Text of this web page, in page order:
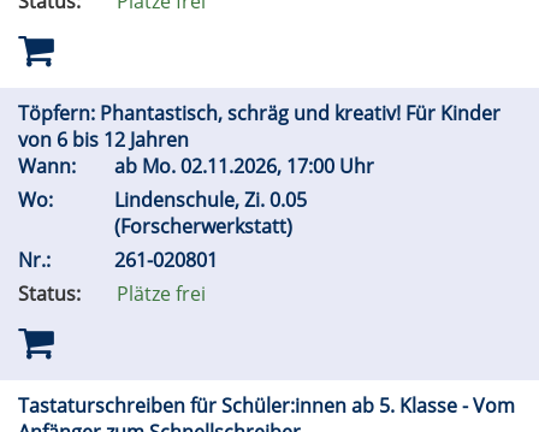
Töpfern: Phantastisch, schräg und kreativ! Für Kinder
von 6 bis 12 Jahren
Wann:
ab Mo.02.11.2026, 17:00 Uhr
Wo:
Lindenschule, Zi. 0.05
(Forscherwerkstatt)
Nr.:
261-020801
Status:
Plätze frei
Tastaturschreiben für Schüler:innen ab 5. Klasse - Vom